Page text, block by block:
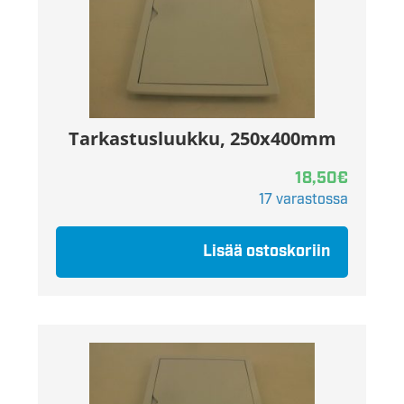
Tarkastusluukku, 250x400mm
18,50€
17 varastossa
Lisää ostoskoriin